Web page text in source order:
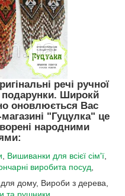
речі ручної
подарунки. Широкй
оновлюється Вас
магазині "Гуцулка" це
народними
Вишиванки для всієї сім'ї,
виробита посуд
дому, Вироби з дерева,